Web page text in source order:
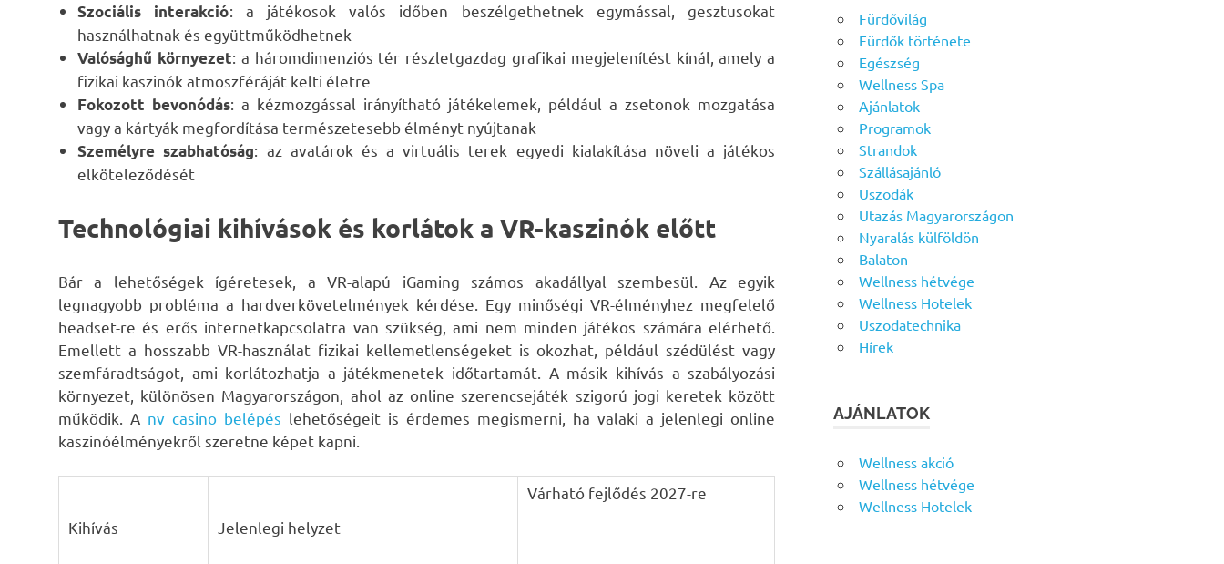
Szociális interakció: a játékosok valós időben beszélgethetnek egymással, gesztusokat
használhatnak és együttműködhetnek
Valósághű környezet: a háromdimenziós tér részletgazdag grafikai megjelenítést kínál, amely a
fizikai kaszinók atmoszféráját kelti életre
Fokozott bevonódás: a kézmozgással irányítható játékelemek, például a zsetonok mozgatása
vagy a kártyák megfordítása természetesebb élményt nyújtanak
Személyre szabhatóság: az avatárok és a virtuális terek egyedi kialakítása növeli a játékos
elköteleződését
Technológiai kihívások és korlátok a VR-kaszinók előtt
Bár a lehetőségek ígéretesek, a VR-alapú iGaming számos akadállyal szembesül. Az egyik
legnagyobb probléma a hardverkövetelmények kérdése. Egy minőségi VR-élményhez megfelelő
headset-re és erős internetkapcsolatra van szükség, ami nem minden játékos számára elérhető.
Emellett a hosszabb VR-használat fizikai kellemetlenségeket is okozhat, például szédülést vagy
szemfáradtságot, ami korlátozhatja a játékmenetek időtartamát. A másik kihívás a szabályozási
környezet, különösen Magyarországon, ahol az online szerencsejáték szigorú jogi keretek között
működik. A nv casino belépés lehetőségeit is érdemes megismerni, ha valaki a jelenlegi online
kaszinóélményekről szeretne képet kapni.
Kihívás Jelenlegi helyzet
Várható fejlődés 2027-re
Fürdővilág
Fürdők története
Egészség
Wellness Spa
Ajánlatok
Programok
Strandok
Szállásajánló
Uszodák
Utazás Magyarországon
Nyaralás külföldön
Balaton
Wellness hétvége
Wellness Hotelek
Uszodatechnika
Hírek
AJÁNLATOK
Wellness akció
Wellness hétvége
Wellness Hotelek